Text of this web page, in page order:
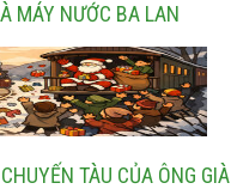
MÁY NƯỚC BA LAN
TÀU CỦA ÔNG GIÀ